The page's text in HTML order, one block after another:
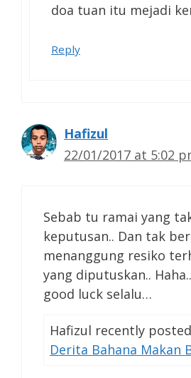
doa tuan itu mejadi
Reply
Hafizul
22/01/2017 at 5:02
Sebab tu ramai yang
keputusan.. Dan tak
menanggung resiko
yang diputuskan..
good luck selalu…
Hafizul recently
Derita Bahana Makan